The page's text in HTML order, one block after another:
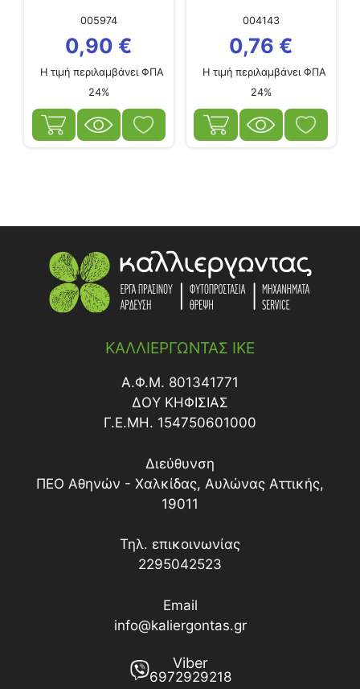
005974
0,90 €
Η τιμή περιλαμβάνει ΦΠΑ
24%
004143
0,76 €
Η τιμή περιλαμβάνει ΦΠΑ
24%
ΚΑΛΛΙΕΡΓΩΝΤΑΣ ΙΚΕ
Α.Φ.Μ. 801341771
ΔΟY ΚΗΦΙΣΙΑΣ
Γ.Ε.ΜΗ. 154750601000
Διεύθυνση
ΠΕΟ Αθηνών - Χαλκίδας, Αυλώνας Αττικής,
19011
Τηλ. επικοινωνίας
2295042523
Email
info@kaliergontas.gr
Viber
6972929218